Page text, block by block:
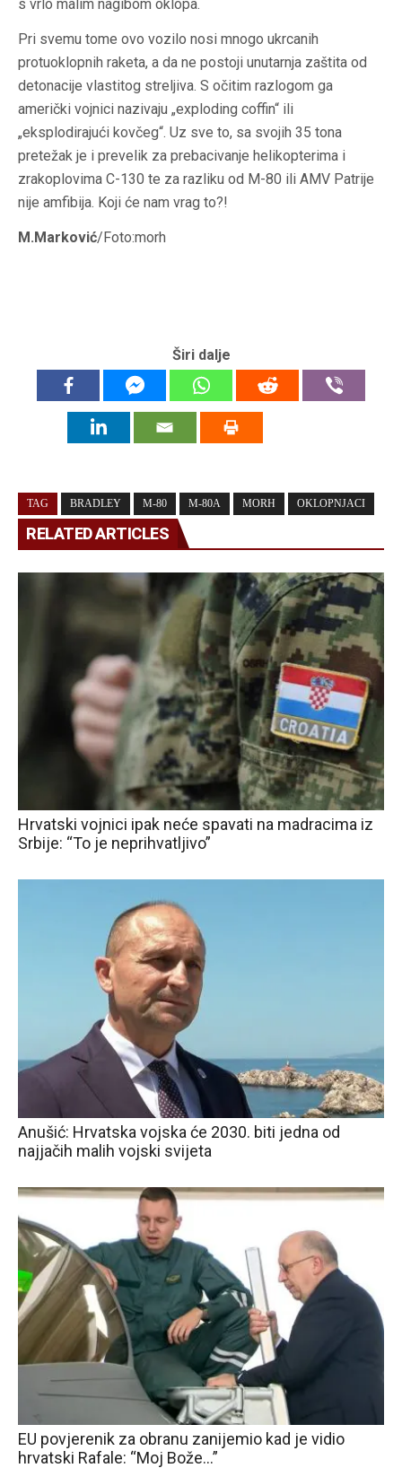
s vrlo malim nagibom oklopa.
Pri svemu tome ovo vozilo nosi mnogo ukrcanih
protuoklopnih raketa, a da ne postoji unutarnja zaštita od
detonacije vlastitog streljiva. S očitim razlogom ga
američki vojnici nazivaju „exploding coffin“ ili
„eksplodirajući kovčeg“. Uz sve to, sa svojih 35 tona
pretežak je i prevelik za prebacivanje helikopterima i
zrakoplovima C-130 te za razliku od M-80 ili AMV Patrije
nije amfibija. Koji će nam vrag to?!
M.Marković/Foto:morh
Širi dalje
TAG BRADLEY M-80 M-80A MORH OKLOPNJACI
RELATED ARTICLES
Hrvatski vojnici ipak neće spavati na madracima iz
Srbije: “To je neprihvatljivo”
Anušić: Hrvatska vojska će 2030. biti jedna od
najjačih malih vojski svijeta
EU povjerenik za obranu zanijemio kad je vidio
hrvatski Rafale: “Moj Bože…”